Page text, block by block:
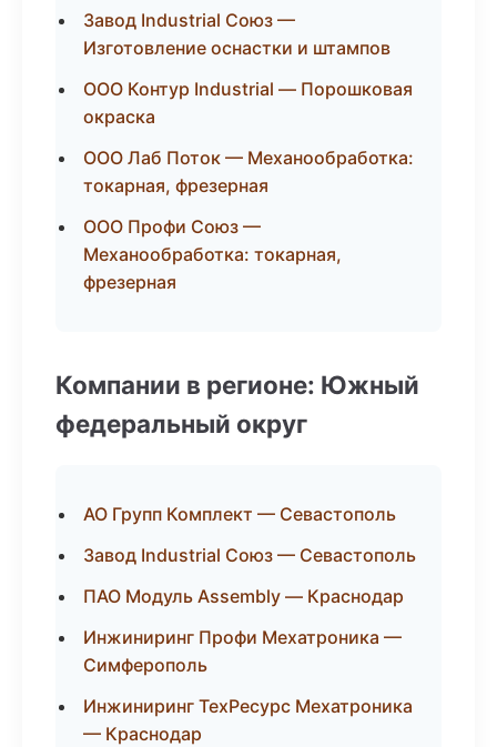
Завод Industrial Союз —
Изготовление оснастки и штампов
ООО Контур Industrial — Порошковая
окраска
ООО Лаб Поток — Механообработка:
токарная, фрезерная
ООО Профи Союз —
Механообработка: токарная,
фрезерная
Компании в регионе: Южный
федеральный округ
АО Групп Комплект — Севастополь
Завод Industrial Союз — Севастополь
ПАО Модуль Assembly — Краснодар
Инжиниринг Профи Мехатроника —
Симферополь
Инжиниринг ТехРесурс Мехатроника
— Краснодар